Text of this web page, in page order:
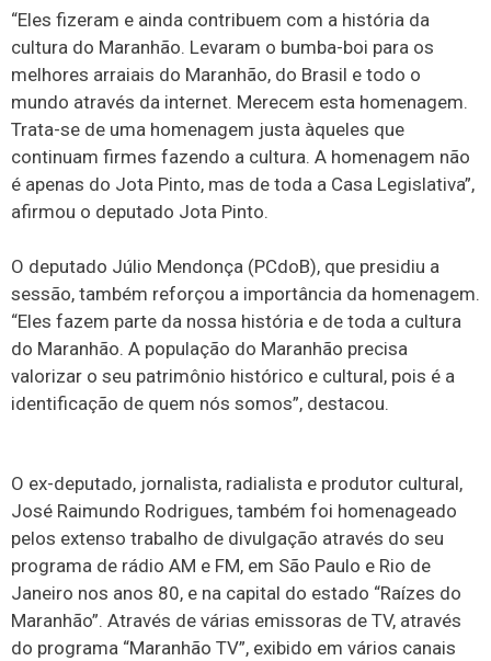
“Eles fizeram e ainda contribuem com a história da
cultura do Maranhão. Levaram o bumba-boi para os
melhores arraiais do Maranhão, do Brasil e todo o
mundo através da internet. Merecem esta homenagem.
Trata-se de uma homenagem justa àqueles que
continuam firmes fazendo a cultura. A homenagem não
é apenas do Jota Pinto, mas de toda a Casa Legislativa”,
afirmou o deputado Jota Pinto.
O deputado Júlio Mendonça (PCdoB), que presidiu a
sessão, também reforçou a importância da homenagem.
“Eles fazem parte da nossa história e de toda a cultura
do Maranhão. A população do Maranhão precisa
valorizar o seu patrimônio histórico e cultural, pois é a
identificação de quem nós somos”, destacou.
O ex-deputado, jornalista, radialista e produtor cultural,
José Raimundo Rodrigues, também foi homenageado
pelos extenso trabalho de divulgação através do seu
programa de rádio AM e FM, em São Paulo e Rio de
Janeiro nos anos 80, e na capital do estado “Raízes do
Maranhão”. Através de várias emissoras de TV, através
do programa “Maranhão TV”, exibido em vários canais